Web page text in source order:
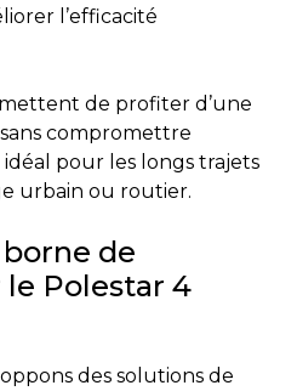
l’efficacité
de profiter d’une
compromettre
idéal pour les longs trajets
urbain ou routier.
de
Polestar 4
des solutions de